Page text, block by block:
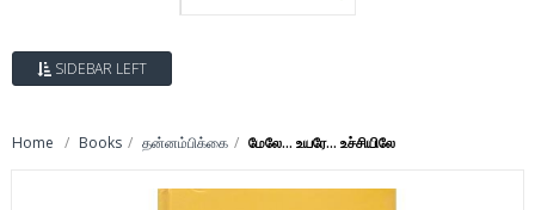
SIDEBAR LEFT
Home Books தன்னம்பிக்கை மேலே... உயரே... உச்சியிலே